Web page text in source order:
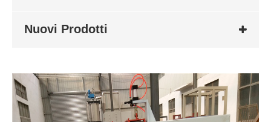
Nuovi Prodotti